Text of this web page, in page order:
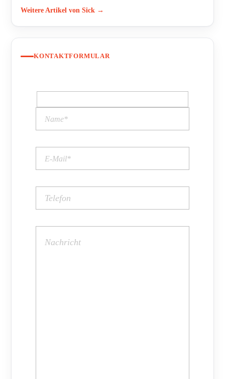
Weitere Artikel von Sick →
KONTAKTFORMULAR